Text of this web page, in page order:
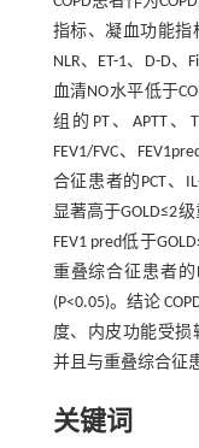
指标、凝血功能指
NLR、ET-1、D-D
血清NO水平低于
组的PT、APTT
FEV1/FVC、
合征患者的PCT、
显著高于GOLD≤2级
FEV1 pred低于
重叠综合征患者的
(P<0.05)。结论
度、内皮功能受损
并且与重叠综合征
关键词